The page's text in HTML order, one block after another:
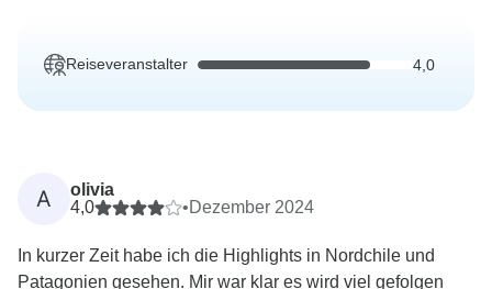
Reiseveranstalter 4,0
A
olivia
4,0
•Dezember 2024
In kurzer Zeit habe ich die Highlights in Nordchile und
Patagonien gesehen. Mir war klar es wird viel gefolgen